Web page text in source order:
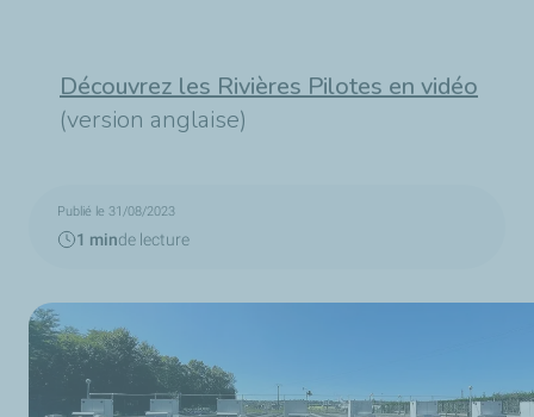
Découvrez les Rivières Pilotes en vidéo
(version anglaise)
Publié le 31/08/2023
1 minde lecture